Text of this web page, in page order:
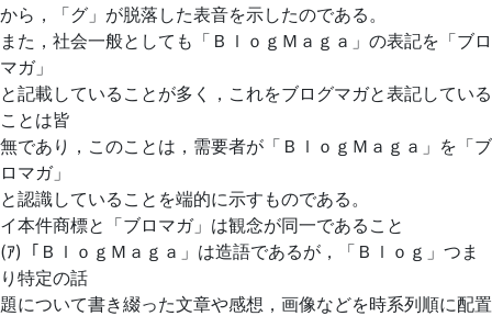
から，「グ」が脱落した表音を示したのである。
また，社会一般としても「ＢｌｏｇＭａｇａ」の表記を「ブロ
マガ」
と記載していることが多く，これをブログマガと表記している
ことは皆
無であり，このことは，需要者が「ＢｌｏｇＭａｇａ」を「ブ
ロマガ」
と認識していることを端的に示すものである。
イ本件商標と「ブロマガ」は観念が同一であること
(ｱ)「ＢｌｏｇＭａｇａ」は造語であるが，「Ｂｌｏｇ」つま
り特定の話
題について書き綴った文章や感想，画像などを時系列順に配置